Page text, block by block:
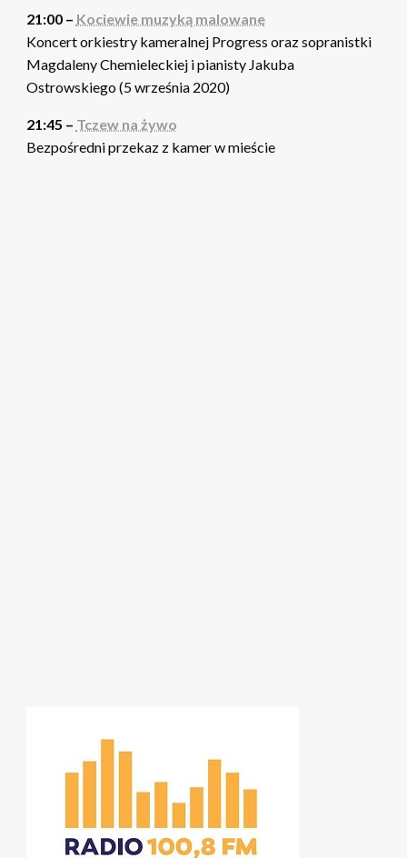
21:00 – Kociewie muzyką malowane
Koncert orkiestry kameralnej Progress oraz sopranistki
Magdaleny Chemieleckiej i pianisty Jakuba
Ostrowskiego (5 września 2020)
21:45 – Tczew na żywo
Bezpośredni przekaz z kamer w mieście